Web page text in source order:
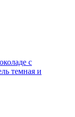
с
темная и